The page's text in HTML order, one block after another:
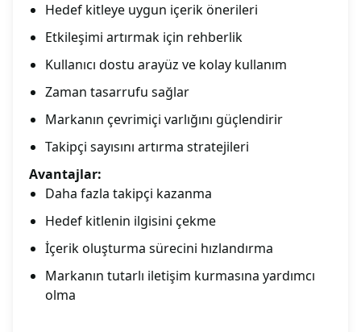
Hedef kitleye uygun içerik önerileri
Etkileşimi artırmak için rehberlik
Kullanıcı dostu arayüz ve kolay kullanım
Zaman tasarrufu sağlar
Markanın çevrimiçi varlığını güçlendirir
Takipçi sayısını artırma stratejileri
Avantajlar:
Daha fazla takipçi kazanma
Hedef kitlenin ilgisini çekme
İçerik oluşturma sürecini hızlandırma
Markanın tutarlı iletişim kurmasına yardımcı
olma